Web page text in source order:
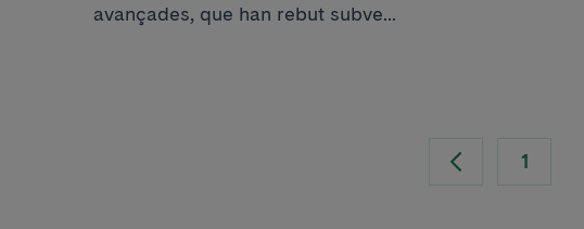
avançades, que han rebut subve...
1